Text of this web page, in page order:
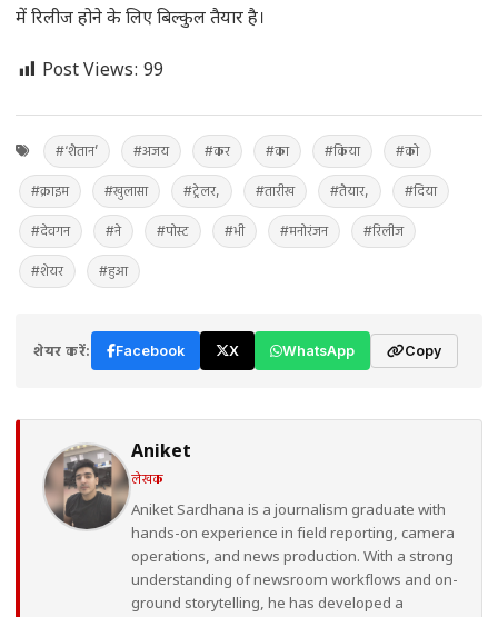
में रिलीज होने के लिए बिल्कुल तैयार है।
Post Views: 99
#‘शैतान’ #अजय #कर #का #किया #को
#क्राइम #खुलासा #ट्रेलर, #तारीख #तैयार, #दिया
#देवगन #ने #पोस्ट #भी #मनोरंजन #रिलीज
#शेयर #हुआ
शेयर करें: Facebook X WhatsApp Copy
Aniket
लेखक
Aniket Sardhana is a journalism graduate with
hands-on experience in field reporting, camera
operations, and news production. With a strong
understanding of newsroom workflows and on-
ground storytelling, he has developed a